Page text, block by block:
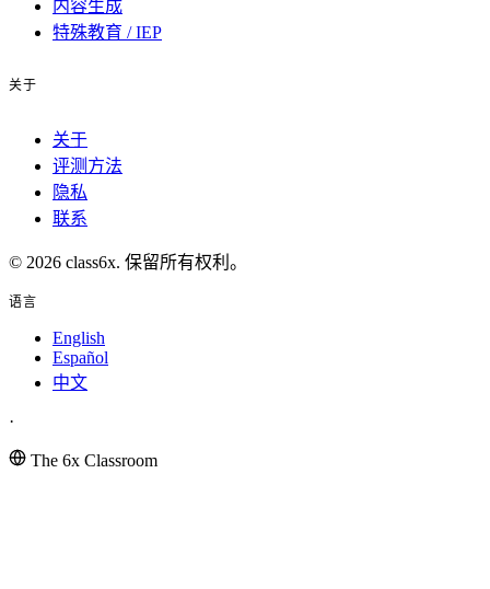
内容生成
特殊教育 / IEP
关于
关于
评测方法
隐私
联系
© 2026 class6x. 保留所有权利。
语言
English
Español
中文
·
The 6x Classroom